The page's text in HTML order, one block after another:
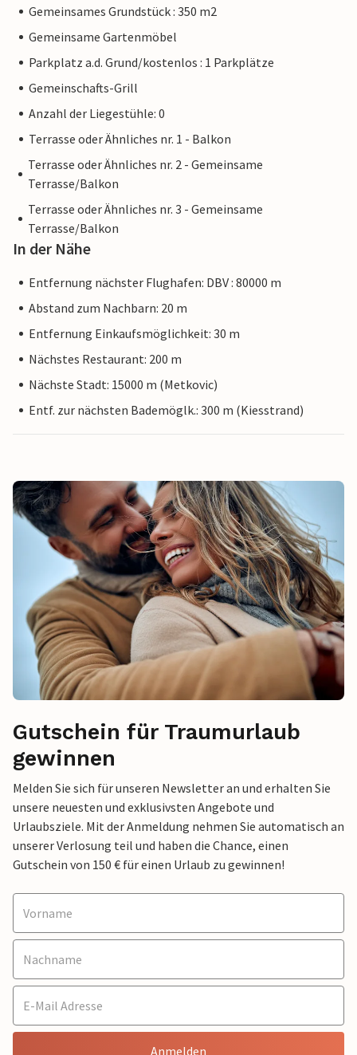
Gemeinsames Grundstück : 350 m2
Gemeinsame Gartenmöbel
Parkplatz a.d. Grund/kostenlos : 1 Parkplätze
Gemeinschafts-Grill
Anzahl der Liegestühle: 0
Terrasse oder Ähnliches nr. 1 - Balkon
Terrasse oder Ähnliches nr. 2 - Gemeinsame
Terrasse/Balkon
Terrasse oder Ähnliches nr. 3 - Gemeinsame
Terrasse/Balkon
In der Nähe
Entfernung nächster Flughafen: DBV : 80000 m
Abstand zum Nachbarn: 20 m
Entfernung Einkaufsmöglichkeit: 30 m
Nächstes Restaurant: 200 m
Nächste Stadt: 15000 m (Metkovic)
Entf. zur nächsten Bademöglk.: 300 m (Kiesstrand)
Gutschein für Traumurlaub
gewinnen
Melden Sie sich für unseren Newsletter an und erhalten Sie
unsere neuesten und exklusivsten Angebote und
Urlaubsziele. Mit der Anmeldung nehmen Sie automatisch an
unserer Verlosung teil und haben die Chance, einen
Gutschein von 150 € für einen Urlaub zu gewinnen!
Anmelden